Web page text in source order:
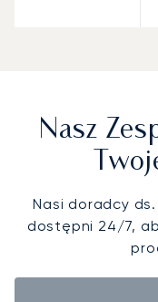
Nasz
Nasi doradcy
dostępni 24/7,